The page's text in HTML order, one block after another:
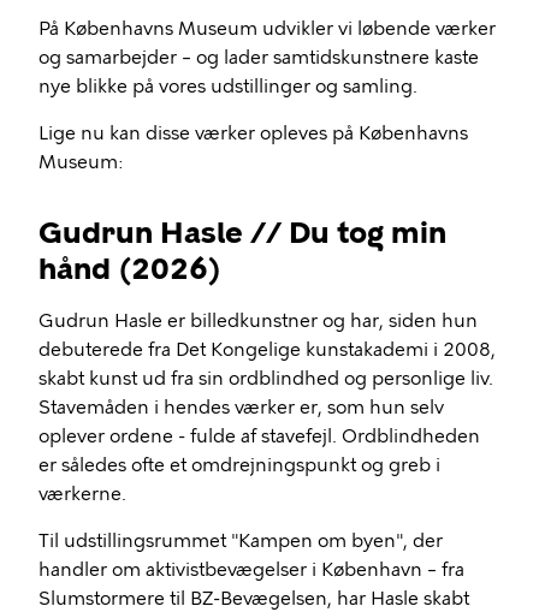
På Københavns Museum udvikler vi løbende værker
og samarbejder – og lader samtidskunstnere kaste
nye blikke på vores udstillinger og samling.
Lige nu kan disse værker opleves på Københavns
Museum:
Gudrun Hasle // Du tog min
hånd (2026)
Gudrun Hasle er billedkunstner og har, siden hun
debuterede fra Det Kongelige kunstakademi i 2008,
skabt kunst ud fra sin ordblindhed og personlige liv.
Stavemåden i hendes værker er, som hun selv
oplever ordene - fulde af stavefejl. Ordblindheden
er således ofte et omdrejningspunkt og greb i
værkerne.
Til udstillingsrummet "Kampen om byen", der
handler om aktivistbevægelser i København – fra
Slumstormere til BZ-Bevægelsen, har Hasle skabt